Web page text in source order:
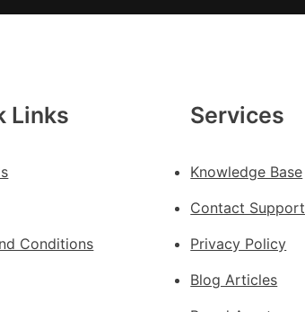
是
國
病
Links
Conditions
Services
Knowledge Base
Contact Support
Privacy Policy
Blog Articles